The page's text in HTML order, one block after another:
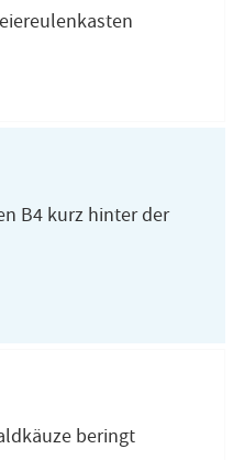
B4 kurz hinter der
beringt